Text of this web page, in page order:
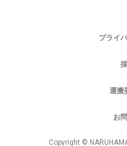
プライ
運搬
お
Copyright ©